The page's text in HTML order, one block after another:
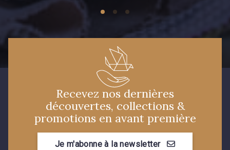
33 - Porcelaine 35 - Rose Cyclamen
07342 - Bleu Méditerranée
07378 - Bleu Optimiste 07288 - Bleu Océan
Recevez nos dernières
découvertes, collections &
promotions en avant première
Je m'abonne à la newsletter